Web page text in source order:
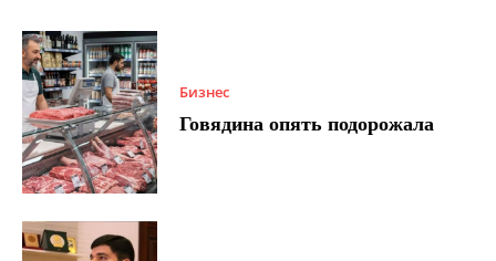
Бизнес
Говядина опять подорожала